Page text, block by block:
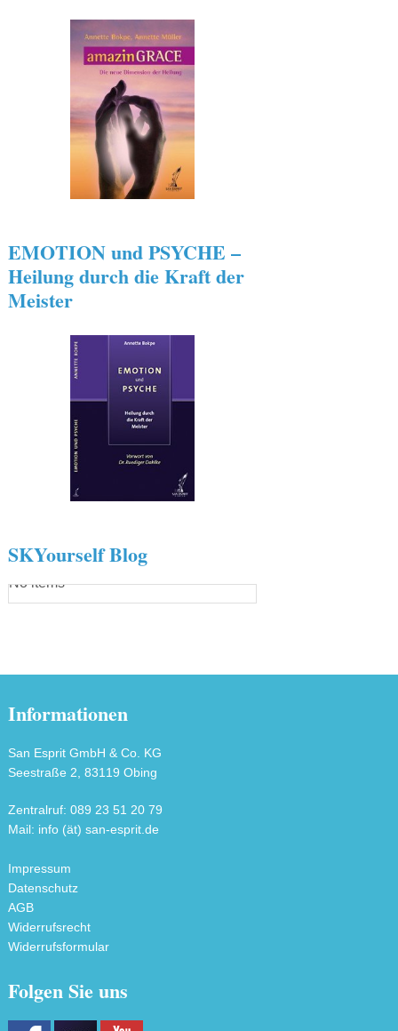
EMOTION und PSYCHE –
Heilung durch die Kraft der
Meister
SKYourself Blog
Informationen
San Esprit GmbH & Co. KG
Seestraße 2, 83119 Obing
Zentralruf: 089 23 51 20 79
Mail: info (ät) san-esprit.de
Impressum
Datenschutz
AGB
Widerrufsrecht
Widerrufsformular
Folgen Sie uns